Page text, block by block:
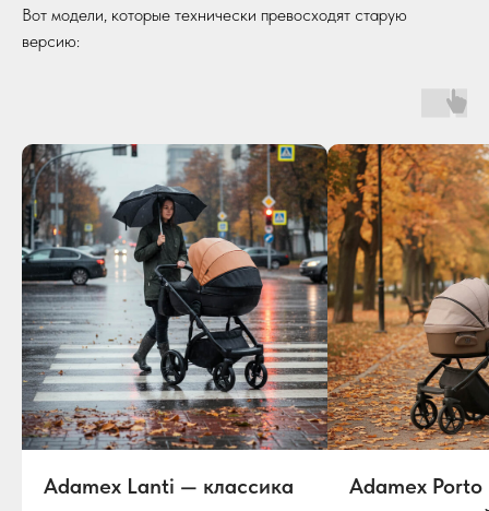
Вот модели, которые технически превосходят старую
версию:
Adamex Lanti — классика
Adamex